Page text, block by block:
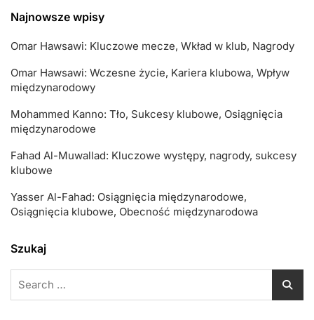
Najnowsze wpisy
Omar Hawsawi: Kluczowe mecze, Wkład w klub, Nagrody
Omar Hawsawi: Wczesne życie, Kariera klubowa, Wpływ
międzynarodowy
Mohammed Kanno: Tło, Sukcesy klubowe, Osiągnięcia
międzynarodowe
Fahad Al-Muwallad: Kluczowe występy, nagrody, sukcesy
klubowe
Yasser Al-Fahad: Osiągnięcia międzynarodowe,
Osiągnięcia klubowe, Obecność międzynarodowa
Szukaj